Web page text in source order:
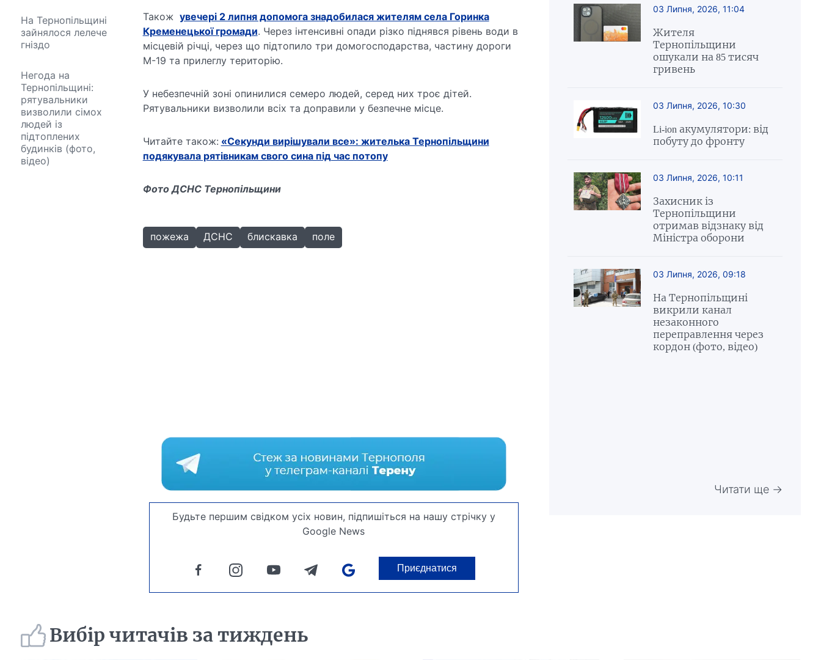
На Тернопільщині
зайнялося лелече
гніздо
Негода на
Тернопільщині:
рятувальники
визволили сімох
людей із
підтоплених
будинків (фото,
відео)
Також увечері 2 липня допомога знадобилася жителям села Горинка
Кременецької громади. Через інтенсивні опади різко піднявся рівень води в
місцевій річці, через що підтопило три домогосподарства, частину дороги
М-19 та прилеглу територію.
У небезпечній зоні опинилися семеро людей, серед них троє дітей.
Рятувальники визволили всіх та доправили у безпечне місце.
Читайте також: «Секунди вирішували все»: жителька Тернопільщини
подякувала рятівникам свого сина під час потопу
Фото ДСНС Тернопільщини
пожежа ДСНС блискавка поле
Будьте першим свідком усіх новин, підпишіться на нашу стрічку у
Google News
Приєднатися
03 Липня, 2026, 11:04
Жителя
Тернопільщини
ошукали на 85 тисяч
гривень
03 Липня, 2026, 10:30
Li-ion акумулятори: від
побуту до фронту
03 Липня, 2026, 10:11
Захисник із
Тернопільщини
отримав відзнаку від
Міністра оборони
03 Липня, 2026, 09:18
На Тернопільщині
викрили канал
незаконного
переправлення через
кордон (фото, відео)
Читати ще →
Вибір читачів за тиждень